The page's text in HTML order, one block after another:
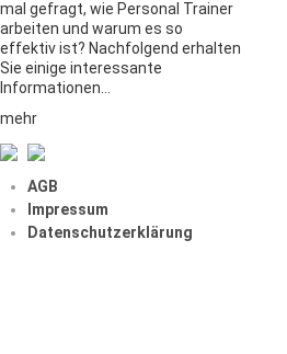
mal gefragt, wie Personal Trainer
arbeiten und warum es so
effektiv ist? Nachfolgend erhalten
Sie einige interessante
Informationen…
mehr
AGB
Impressum
Datenschutzerklärung